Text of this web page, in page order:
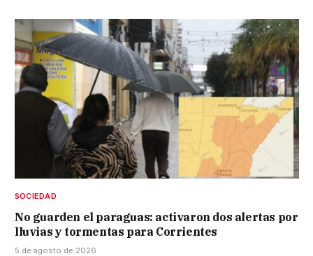
SOCIEDAD
No guarden el paraguas: activaron dos alertas por
lluvias y tormentas para Corrientes
5 de agosto de 2026